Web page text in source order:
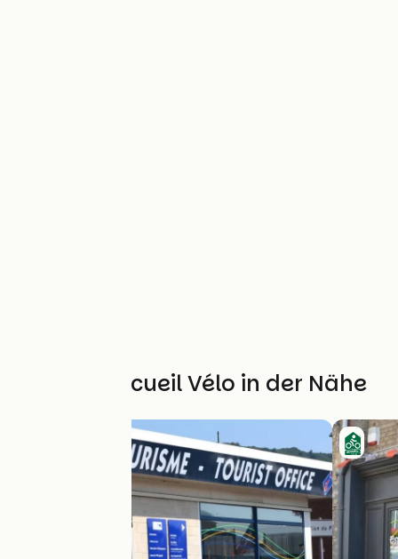
Weitere Accueil Vélo in der Nähe